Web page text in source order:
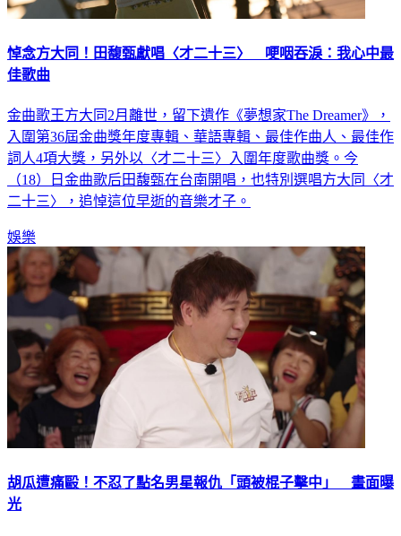
悼念方大同！田馥甄獻唱〈才二十三〉 哽咽吞淚：我心中最
佳歌曲
金曲歌王方大同2月離世，留下遺作《夢想家The Dreamer》，
入圍第36屆金曲獎年度專輯、華語專輯、最佳作曲人、最佳作
詞人4項大獎，另外以〈才二十三〉入圍年度歌曲獎。今
（18）日金曲歌后田馥甄在台南開唱，也特別選唱方大同〈才
二十三〉，追悼這位早逝的音樂才子。
娛樂
胡瓜遭痛毆！不忍了點名男星報仇「頭被棍子擊中」 畫面曝
光